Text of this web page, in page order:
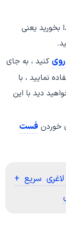
بخورید یعنی
کنید ، به جای
نمایید ، با
دید با این
خوردن فست
سریع +